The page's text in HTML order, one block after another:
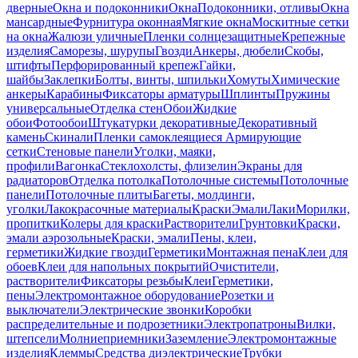
дверныеОкна и подоконникиОкнаПодоконники, отливыОкна
мансардныеФурнитура оконнаяМягкие окнаМоскитные сетки
на окнаЖалюзи уличныеПленки солнцезащитныеКрепежные
изделияСаморезы, шурупыГвоздиАнкеры, дюбелиСкобы,
штифтыПерфорированный крепежГайки,
шайбыЗаклепкиБолты, винты, шпилькиХомутыХимические
анкерыКарабиныФиксаторы арматурыШплинтыПружины
универсальныеОтделка стенОбоиЖидкие
обоиФотообоиШтукатурки декоративныеДекоративный
каменьСкиналиПленки самоклеящиеся Армирующие
сеткиСтеновые панелиУголки, маяки,
профилиВагонкаСтеклохолсты, флизелинЭкраны для
радиаторовОтделка потолкаПотолочные системыПотолочные
панелиПотолочные плитыБагеты, молдинги,
уголкиЛакокрасочные материалыКраскиЭмалиЛакиМорилки,
пропиткиКолеры для краскиРастворителиГрунтовкиКраски,
эмали аэрозольныеКраски, эмалиПены, клеи,
герметикиЖидкие гвоздиГерметикиМонтажная пенаКлеи для
обоевКлеи для напольных покрытийОчистители,
растворителиФиксаторы резьбыКлеиГерметики,
пеныЭлектромонтажное оборудованиеРозетки и
выключателиЭлектрические звонкиКоробки
распределительные и подрозетникиЭлектропатроныВилки,
штепселиМолниеприемникиЗаземлениеЭлектромонтажные
изделияКлеммыСредства диэлектрическиеТрубки